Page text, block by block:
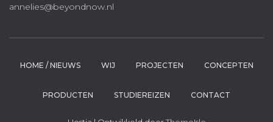
annelies@beyondnow.nl
HOME / NIEUWS WIJ PROJECTEN CONCEPTEN
PRODUCTEN STUDIEREIZEN CONTACT